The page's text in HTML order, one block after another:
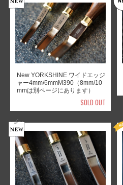
New YORKSHINE ワイドエッジ
ャー4mm/6mmM390（8mm/10
mmは別ページにあります）
SOLD OUT